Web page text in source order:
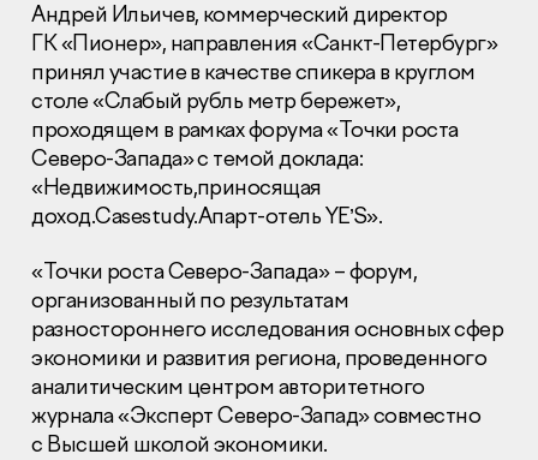
Раскрытие информации
Правовая информация
Сообщить о коррупции
Глaвный oфиc
Андрей Ильичев, коммерческий директор
ГК «Пионер», направления «Санкт-Петербург»
принял участие в качестве спикера в круглом
столе «Слабый рубль метр бережет»,
проходящем в рамках форума «Точки роста
Северо-Запада» с темой доклада:
«Недвижимость,приносящая
доход.Casestudy.Апарт-отель YE’S».
«Точки роста Северо-Запада» – форум,
организованный по результатам
разностороннего исследования основных сфер
экономики и развития региона, проведенного
аналитическим центром авторитетного
журнала «Эксперт Северо-Запад» совместно
с Высшей школой экономики.